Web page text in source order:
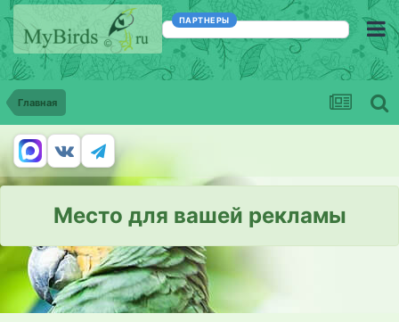
ПАРТНЕРЫ
Главная
Место для вашей рекламы